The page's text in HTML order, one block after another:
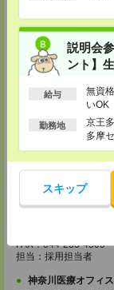
説明会
ント】
給与
無資
いOK
以上
勤務地
京王
多摩
スキップ
町田介護オフィス
〒194-0022 東京都
TEL：042-728-3021
担当：採用担当
川崎医療オフィス
〒210-0007 神奈川
担当：採用担当者
横浜介護オフィス
〒221-0835 神奈川県
FAX：044-233-4305
担当：採用担当者
神奈川医療オフィス